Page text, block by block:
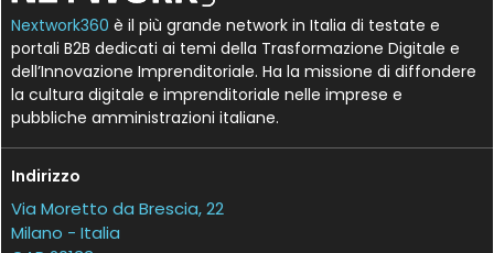
Nextwork360 è il più grande network in Italia di testate e
portali B2B dedicati ai temi della Trasformazione Digitale e
dell’Innovazione Imprenditoriale. Ha la missione di diffondere
la cultura digitale e imprenditoriale nelle imprese e
pubbliche amministrazioni italiane.
Indirizzo
Via Moretto da Brescia, 22
Milano - Italia